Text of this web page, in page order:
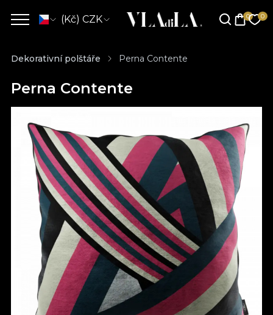
(Kč) CZK
Dekorativní polštáře Perna Contente
Perna Contente